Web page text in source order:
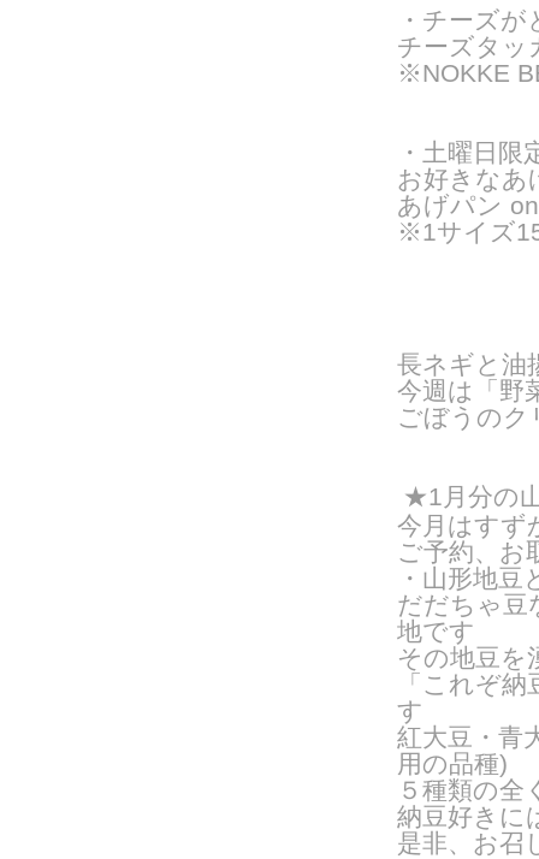
・チーズが
チーズタッ
※NOKKE
・土曜日
お好きなあ
あげパン
※1サイズ
長ネギと油
今週は「野
ごぼうのク
★1月分の
今月はすず
ご予約、 お
・山形地
だだちゃ豆
地です
その地豆を
「これぞ
す
紅大豆・青
用の品種)
５種類の全
納豆好きに
是非、お召